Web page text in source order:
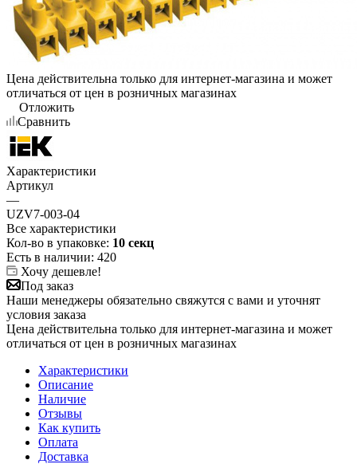
Цена действительна только для интернет-магазина и может
отличаться от цен в розничных магазинах
Отложить
Сравнить
Характеристики
Артикул
—
UZV7-003-04
Все характеристики
Кол-во в упаковке: 10 секц
Есть в наличии: 420
Хочу дешевле!
Под заказ
Наши менеджеры обязательно свяжутся с вами и уточнят
условия заказа
Цена действительна только для интернет-магазина и может
отличаться от цен в розничных магазинах
Характеристики
Описание
Наличие
Отзывы
Как купить
Оплата
Доставка